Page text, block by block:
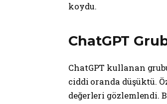
koydu.
ChatGPT
ChatGPT kullanan
ciddi oranda düşüktü.
değerleri gözlemlendi.